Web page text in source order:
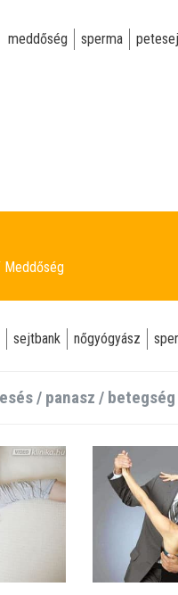
meddőség sperma
Meddőség
sejtbank nőgyógyász